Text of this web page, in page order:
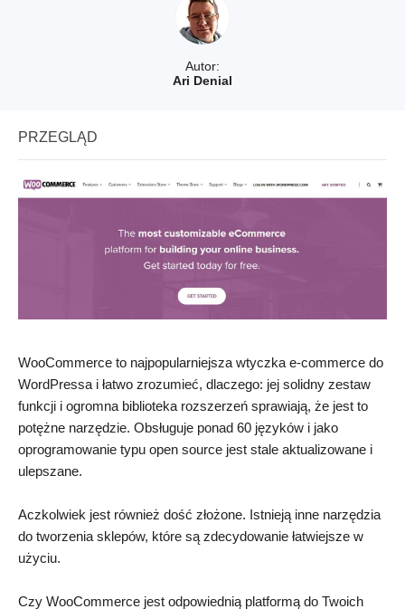
Autor:
Ari Denial
PRZEGLĄD
WooCommerce to najpopularniejsza wtyczka e-commerce do
WordPressa i łatwo zrozumieć, dlaczego: jej solidny zestaw
funkcji i ogromna biblioteka rozszerzeń sprawiają, że jest to
potężne narzędzie. Obsługuje ponad 60 języków i jako
oprogramowanie typu open source jest stale aktualizowane i
ulepszane.
Aczkolwiek jest również dość złożone. Istnieją inne narzędzia
do tworzenia sklepów, które są zdecydowanie łatwiejsze w
użyciu.
Czy WooCommerce jest odpowiednią platformą do Twoich